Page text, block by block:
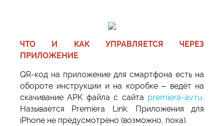
ЧТО И КАК УПРАВЛЯЕТСЯ ЧЕРЕЗ
ПРИЛОЖЕНИЕ
QR-код на приложение для смартфона есть на
обороте инструкции и на коробке – ведёт на
скачивание APK файла с сайта premiera-av.ru
Называется Premiera Link. Приложения для
iPhone не предусмотрено (возможно, пока).